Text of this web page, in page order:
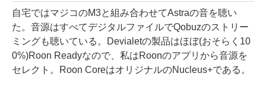
自宅ではマジコのM3と組み合わせてAstraの音を聴い
た。音源はすべてデジタルファイルでQobuzのストリー
ミングも聴いている。Devialetの製品はほぼ(おそらく10
0%)Roon Readyなので、私はRoonのアプリから音源を
セレクト。Roon CoreはオリジナルのNucleus+である。